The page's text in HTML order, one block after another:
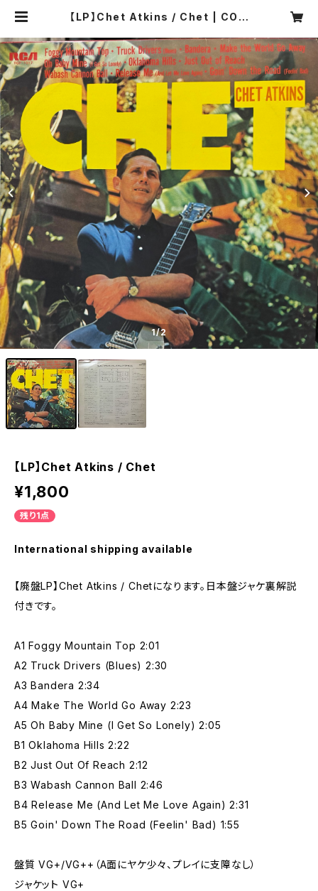
【LP】Chet Atkins / Chet | COM
1/2
【LP】Chet Atkins / Chet
¥1,800
残り1点
International shipping available
【廃盤LP】Chet Atkins / Chetになります。日本盤ジャケ裏解説
付きです。
A1 Foggy Mountain Top 2:01
A2 Truck Drivers (Blues) 2:30
A3 Bandera 2:34
A4 Make The World Go Away 2:23
A5 Oh Baby Mine (I Get So Lonely) 2:05
B1 Oklahoma Hills 2:22
B2 Just Out Of Reach 2:12
B3 Wabash Cannon Ball 2:46
B4 Release Me (And Let Me Love Again) 2:31
B5 Goin' Down The Road (Feelin' Bad) 1:55
盤質 VG+/VG++（A面にヤケ少々、プレイに支障なし）
ジャケット VG+